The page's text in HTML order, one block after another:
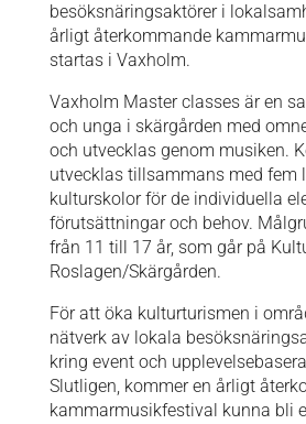
besöksnäringsaktörer i
årligt återkommande
startas i Vaxholm.
Vaxholm Master classes är en
och unga i skärgården med
och utvecklas genom musiken.
utvecklas tillsammans med fem
kulturskolor för de individuella
förutsättningar och behov.
från 11 till 17 år, som går på
Roslagen/Skärgården.
För att öka kulturturismen i
nätverk av lokala
kring event och
Slutligen, kommer en årligt
kammarmusikfestival kunna bli